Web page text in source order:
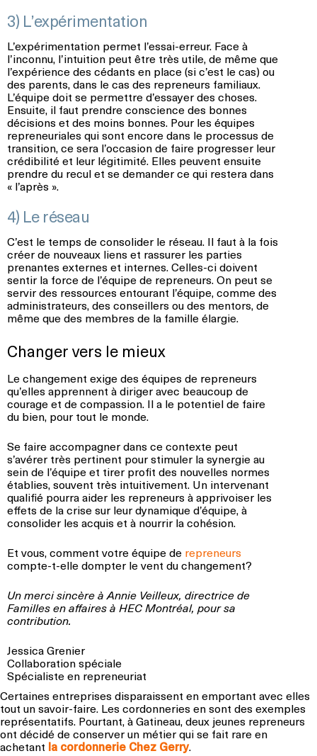
3) L’expérimentation
L’expérimentation permet l’essai-erreur. Face à
l’inconnu, l’intuition peut être très utile, de même que
l’expérience des cédants en place (si c’est le cas) ou
des parents, dans le cas des repreneurs familiaux.
L’équipe doit se permettre d’essayer des choses.
Ensuite, il faut prendre conscience des bonnes
décisions et des moins bonnes. Pour les équipes
repreneuriales qui sont encore dans le processus de
transition, ce sera l’occasion de faire progresser leur
crédibilité et leur légitimité. Elles peuvent ensuite
prendre du recul et se demander ce qui restera dans
« l’après ».
4) Le réseau
C’est le temps de consolider le réseau. Il faut à la fois
créer de nouveaux liens et rassurer les parties
prenantes externes et internes. Celles-ci doivent
sentir la force de l’équipe de repreneurs. On peut se
servir des ressources entourant l’équipe, comme des
administrateurs, des conseillers ou des mentors, de
même que des membres de la famille élargie.
Changer vers le mieux
Le changement exige des équipes de repreneurs
qu’elles apprennent à diriger avec beaucoup de
courage et de compassion. Il a le potentiel de faire
du bien, pour tout le monde.
Se faire accompagner dans ce contexte peut
s’avérer très pertinent pour stimuler la synergie au
sein de l’équipe et tirer profit des nouvelles normes
établies, souvent très intuitivement. Un intervenant
qualifié pourra aider les repreneurs à apprivoiser les
effets de la crise sur leur dynamique d’équipe, à
consolider les acquis et à nourrir la cohésion.
Et vous, comment votre équipe de repreneurs
compte-t-elle dompter le vent du changement?
Un merci sincère à Annie Veilleux, directrice de
Familles en affaires à HEC Montréal, pour sa
contribution.
Jessica Grenier
Collaboration spéciale
Spécialiste en repreneuriat
Certaines entreprises disparaissent en emportant avec elles
tout un savoir-faire. Les cordonneries en sont des exemples
représentatifs. Pourtant, à Gatineau, deux jeunes repreneurs
ont décidé de conserver un métier qui se fait rare en
achetant la cordonnerie Chez Gerry.